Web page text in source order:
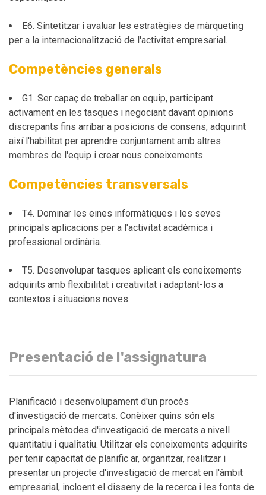
E6. Sintetitzar i avaluar les estratègies de màrqueting
per a la internacionalització de l'activitat empresarial.
Competències generals
G1. Ser capaç de treballar en equip, participant
activament en les tasques i negociant davant opinions
discrepants fins arribar a posicions de consens, adquirint
així l'habilitat per aprendre conjuntament amb altres
membres de l'equip i crear nous coneixements.
Competències transversals
T4. Dominar les eines informàtiques i les seves
principals aplicacions per a l'activitat acadèmica i
professional ordinària.
T5. Desenvolupar tasques aplicant els coneixements
adquirits amb flexibilitat i creativitat i adaptant-los a
contextos i situacions noves.
Presentació de l'assignatura
Planificació i desenvolupament d'un procés
d'investigació de mercats. Conèixer quins són els
principals mètodes d'investigació de mercats a nivell
quantitatiu i qualitatiu. Utilitzar els coneixements adquirits
per tenir capacitat de planific ar, organitzar, realitzar i
presentar un projecte d'investigació de mercat en l'àmbit
empresarial, incloent el disseny de la recerca i les fonts de